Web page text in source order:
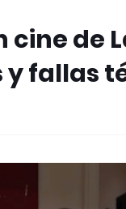
de
fallas